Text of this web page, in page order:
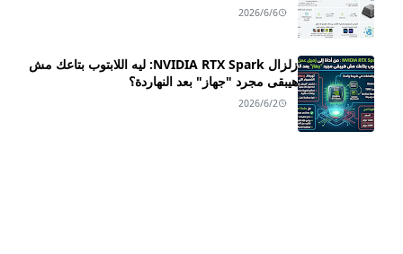
2026/6/6
زلزال NVIDIA RTX Spark: ليه اللابتوب بتاعك مش
هيبقى مجرد "جهاز" بعد النهاردة؟
2026/6/2